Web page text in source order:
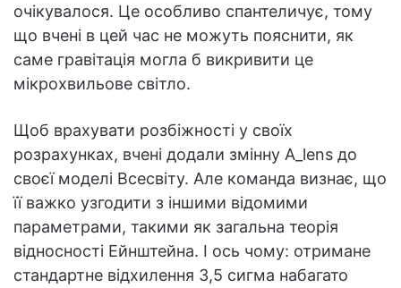
очікувалося. Це особливо спантеличує, тому
що вчені в цей час не можуть пояснити, як
саме гравітація могла б викривити це
мікрохвильове світло.
Щоб врахувати розбіжності у своїх
розрахунках, вчені додали змінну A_lens до
своєї моделі Всесвіту. Але команда визнає, що
її важко узгодити з іншими відомими
параметрами, такими як загальна теорія
відносності Ейнштейна. І ось чому: отримане
стандартне відхилення 3,5 сигма набагато